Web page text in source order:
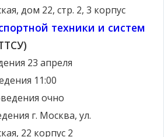
дом 22, стр. 2, 3 корпус
техники и систем
23 апреля
11:00
очно
г. Москва, ул.
22 корпус 2